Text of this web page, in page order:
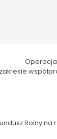
Operacja
Rolny